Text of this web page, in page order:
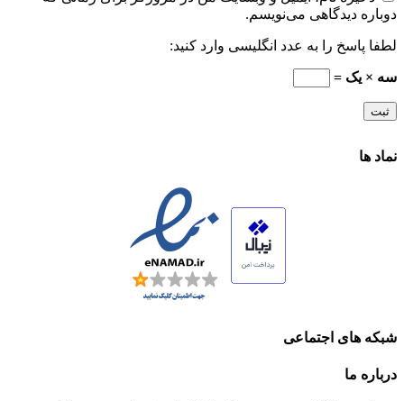
دوباره دیدگاهی می‌نویسم.
لطفا پاسخ را به عدد انگلیسی وارد کنید:
سه × یک =
نماد ها
شبکه های اجتماعی
درباره ما